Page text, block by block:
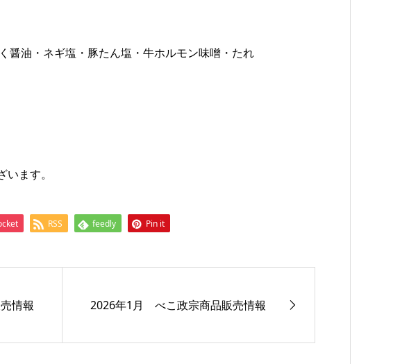
醤油・ネギ塩・豚たん塩・牛ホルモン味噌・たれ
ます。
RSS feedly Pin it
情報 2026年1月 べこ政宗商品販売情報